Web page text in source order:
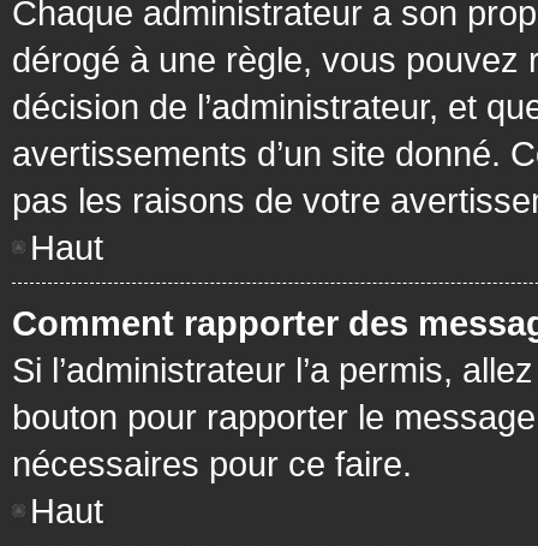
Chaque administrateur a son
dérogé à une règle, vous pouvez
décision de l’administrateur, et
avertissements d’un site donné.
pas les raisons de votre
Haut
Comment rapporter des
Si l’administrateur l’a permis,
bouton pour rapporter le
nécessaires pour ce faire.
Haut